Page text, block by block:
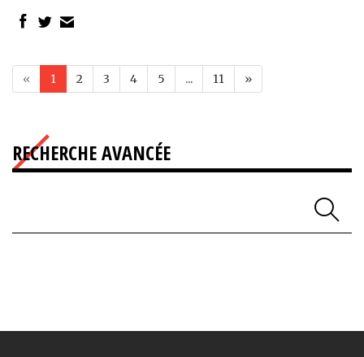
« 1 2 3 4 5 ... 11 »
RECHERCHE AVANCÉE